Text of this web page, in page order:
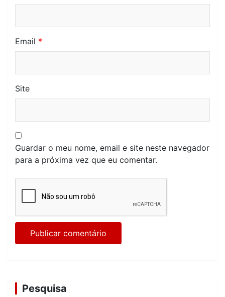
Email *
Site
Guardar o meu nome, email e site neste navegador
para a próxima vez que eu comentar.
Pesquisa